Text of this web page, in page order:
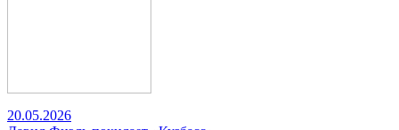
20.05.2026